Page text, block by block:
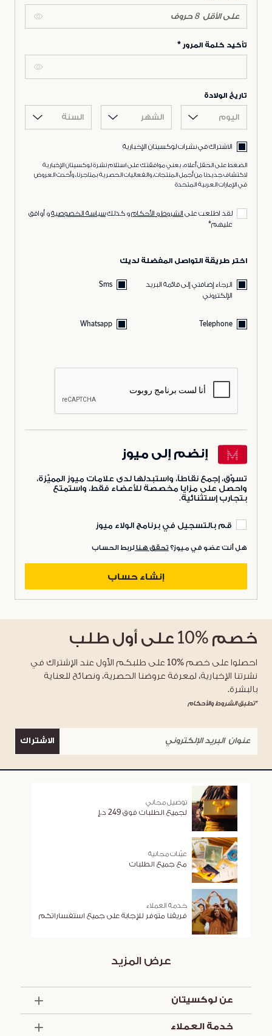
تأكيد كلمة المرور
تاريخ الولادة
اليوم الشهر السنة
الاشتراك في نشرات لوكسيتان الإخبارية
الضغط على الحقل أعلاه، يعني موافقتك على استلام نشرة لوكسيتان الإخبارية
لاكتشاف جديدنا من أجمل المنتجات، والفعاليات الحصرية بمتاجرنا، وأحدث العروض
في الإمارات العربية المتحدة
لقد اطلعت على الشروط و الأحكامو كذلكسياسة الخصوصيةو أوافق
عليهم*
اختر طريقة التواصل المفضلة لديك
الرجاء إضافتي إلى قائمة البريد
الإلكتروني
Sms
Telephone
Whatsapp
إنضم إلى ميوز
تسوّق، إجمع نقاطاً، واستبدلها لدى علامات ميوز المميّزة،
واحصل على مزايا مخصصة للأعضاء فقط، واستمتع
بتجارب إستثنائية.
قم بالتسجيل في برنامج الولاء ميوز
هل أنت عضو في ميوز؟ تحقق هنا لربط الحساب
إنشاء حساب
خصم %10 على أول طلب
احصلوا على خصم %10 على طلبكم الأول عند الإشتراك في
نشرتنا الإخبارية، لمعرفة عروضنا الحصرية، ونصائح للعناية
بالبشرة.
*تطبق الشروط والأحكام
الاشتراك
توصيل مجاني
لجميع الطلبات فوق 249 د.إ
عيّنات مجانية
مع جميع الطلبات
خدمة العملاء
فريقنا متوفر للإجابة على جميع استفساراتكم
عرض المزيد
عن لوكسيتان
خدمة العملاء